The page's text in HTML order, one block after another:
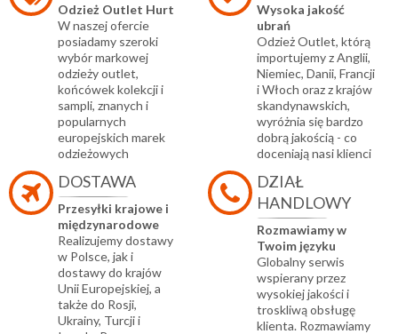
Odzież Outlet Hurt
W naszej ofercie
posiadamy szeroki
wybór markowej
odzieży outlet,
końcówek kolekcji i
sampli, znanych i
popularnych
europejskich marek
odzieżowych
Wysoka jakość
ubrań
Odzież Outlet, którą
importujemy z Anglii,
Niemiec, Danii, Francji
i Włoch oraz z krajów
skandynawskich,
wyróżnia się bardzo
dobrą jakością - co
doceniają nasi klienci
DOSTAWA
Przesyłki krajowe i
międzynarodowe
Realizujemy dostawy
w Polsce, jak i
dostawy do krajów
Unii Europejskiej, a
także do Rosji,
Ukrainy, Turcji i
DZIAŁ
HANDLOWY
Rozmawiamy w
Twoim języku
Globalny serwis
wspierany przez
wysokiej jakości i
troskliwą obsługę
klienta. Rozmawiamy